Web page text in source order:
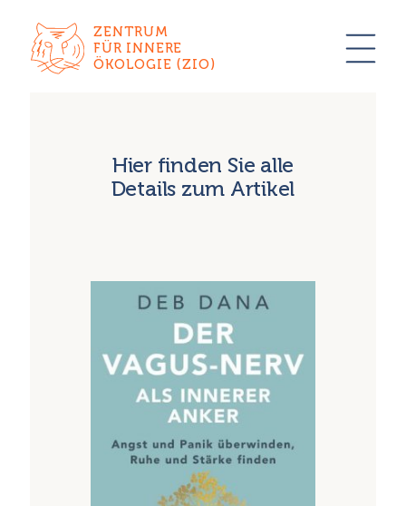
ZENTRUM
FÜR INNERE
ÖKOLOGIE (ZIO)
Hier finden Sie alle
Details zum Artikel